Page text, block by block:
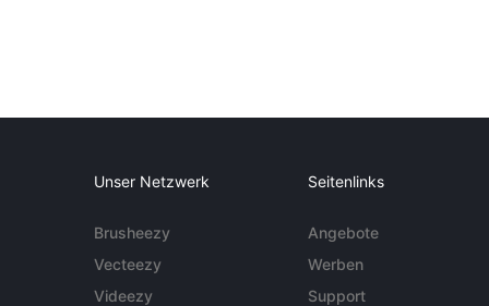
Unser Netzwerk
Brusheezy
Vecteezy
Videezy
Seitenlinks
Angebote
Werben
Support